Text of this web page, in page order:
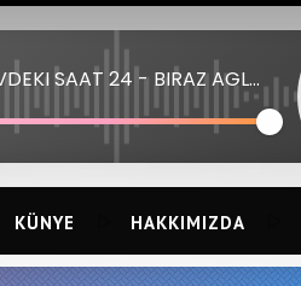
EVDEKI SAAT 24 - BIRAZ AGLADIM
KÜNYE HAKKIMIZDA